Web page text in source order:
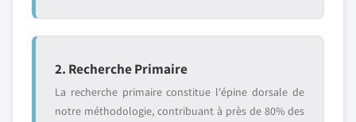
2. Recherche Primaire
La recherche primaire constitue l'épine dorsale de
notre méthodologie, contribuant à près de 80% des